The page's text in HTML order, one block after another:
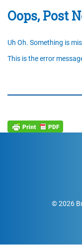
Oops, Post
Uh Oh. Something is
This is the error
© 2026